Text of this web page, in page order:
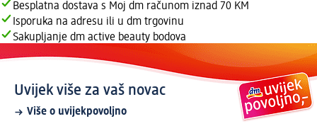
Besplatna dostava s Moj dm računom iznad 70 KM
Isporuka na adresu ili u dm trgovinu
Sakupljanje dm active beauty bodova
Uvijek više za vaš novac
Više o uvijekpovoljno